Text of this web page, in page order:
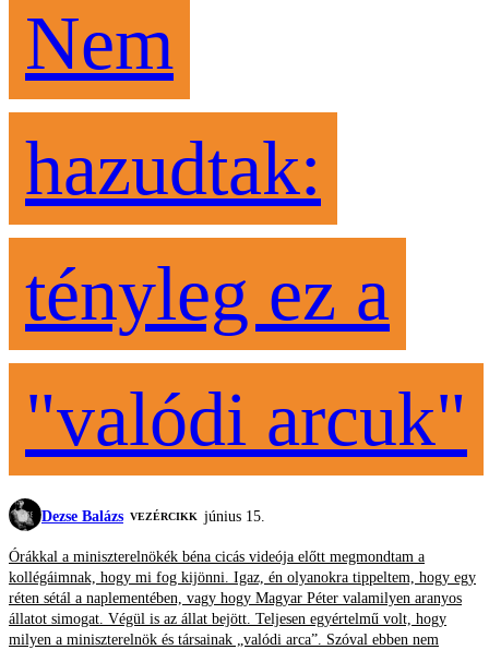
Nem
hazudtak:
tényleg ez a
"valódi arcuk"
Dezse Balázs VEZÉRCIKK június 15.
Órákkal a miniszterelnökék béna cicás videója előtt megmondtam a
kollégáimnak, hogy mi fog kijönni. Igaz, én olyanokra tippeltem, hogy egy
réten sétál a naplementében, vagy hogy Magyar Péter valamilyen aranyos
állatot simogat. Végül is az állat bejött. Teljesen egyértelmű volt, hogy
milyen a miniszterelnök és társainak „valódi arca”. Szóval ebben nem